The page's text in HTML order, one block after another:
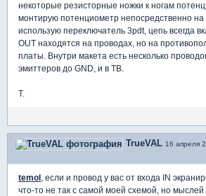
некоторые резисторные ножки к ногам
монтирую потенциометр непосредственно на
использую переключатель 3pdt, цепь всегда
OUT находятся на проводах, но на
платы. Внутри макета есть несколько
эмиттеров до GND, и в TB.
T.
TrueVAL 16 апреля
temol , если и провод у вас от входа IN
что-то не так с самой моей схемой, но